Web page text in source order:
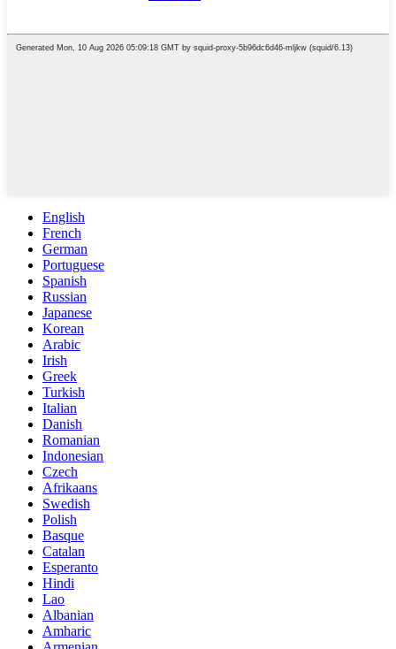
English
French
German
Portuguese
Spanish
Russian
Japanese
Korean
Arabic
Irish
Greek
Turkish
Italian
Danish
Romanian
Indonesian
Czech
Afrikaans
Swedish
Polish
Basque
Catalan
Esperanto
Hindi
Lao
Albanian
Amharic